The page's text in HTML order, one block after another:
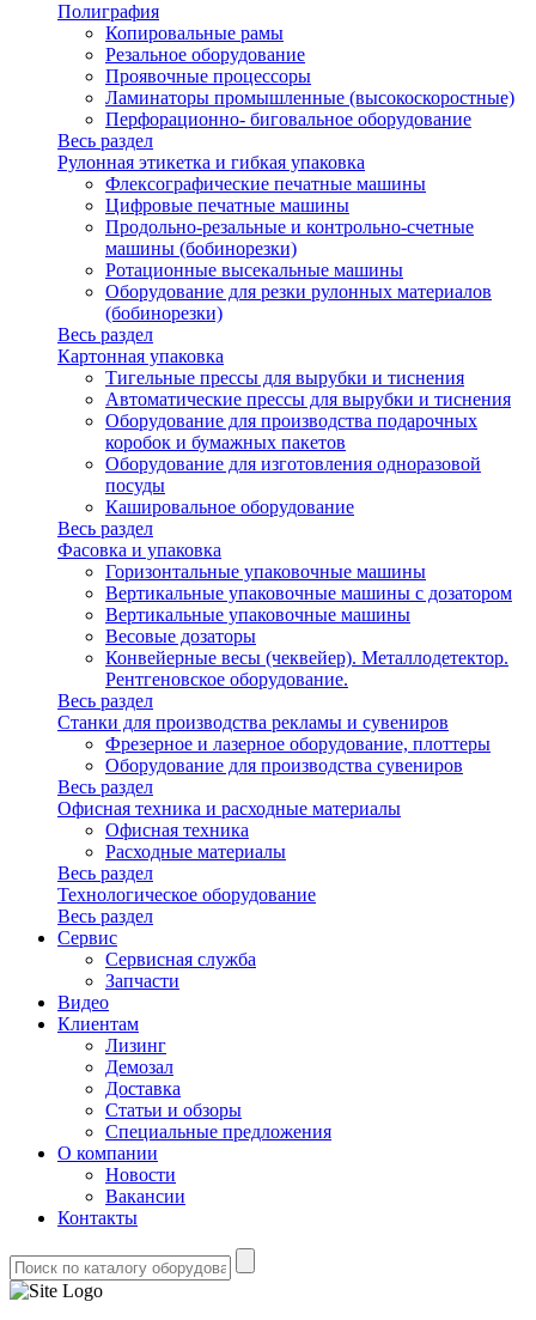
Полиграфия
Копировальные рамы
Резальное оборудование
Проявочные процессоры
Ламинаторы промышленные (высокоскоростные)
Перфорационно- биговальное оборудование
Весь раздел
Рулонная этикетка и гибкая упаковка
Флексографические печатные машины
Цифровые печатные машины
Продольно-резальные и контрольно-счетные
машины (бобинорезки)
Ротационные высекальные машины
Оборудование для резки рулонных материалов
(бобинорезки)
Весь раздел
Картонная упаковка
Тигельные прессы для вырубки и тиснения
Автоматические прессы для вырубки и тиснения
Оборудование для производства подарочных
коробок и бумажных пакетов
Оборудование для изготовления одноразовой
посуды
Кашировальное оборудование
Весь раздел
Фасовка и упаковка
Горизонтальные упаковочные машины
Вертикальные упаковочные машины с дозатором
Вертикальные упаковочные машины
Весовые дозаторы
Конвейерные весы (чеквейер). Металлодетектор.
Рентгеновское оборудование.
Весь раздел
Станки для производства рекламы и сувениров
Фрезерное и лазерное оборудование, плоттеры
Оборудование для производства сувениров
Весь раздел
Офисная техника и расходные материалы
Офисная техника
Расходные материалы
Весь раздел
Технологическое оборудование
Весь раздел
Сервис
Сервисная служба
Запчасти
Видео
Клиентам
Лизинг
Демозал
Доставка
Статьи и обзоры
Специальные предложения
О компании
Новости
Вакансии
Контакты